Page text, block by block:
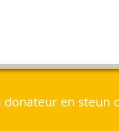
donateur en steun